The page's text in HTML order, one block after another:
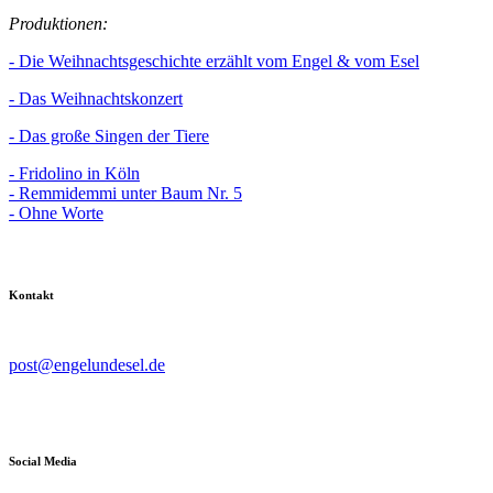
Produktionen:
- Die Weihnachtsgeschichte erzählt vom Engel & vom Esel
- Das Weihnachtskonzert
- Das große Singen der Tiere
- Fridolino in Köln
- Remmidemmi unter Baum Nr. 5
- Ohne Worte
Kontakt
post@engelundesel.de
Social Media